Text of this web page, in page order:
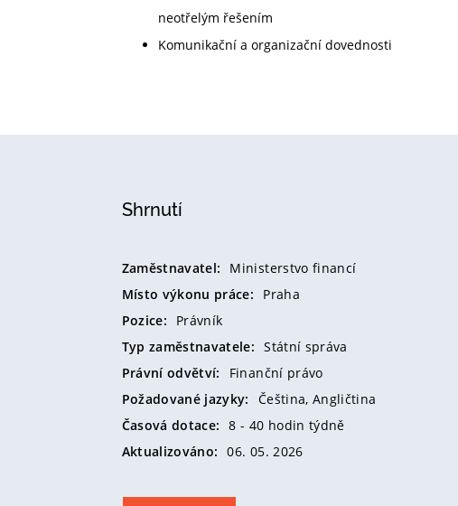
neotřelým řešením
Komunikační a organizační dovednosti
Shrnutí
Zaměstnavatel:
Ministerstvo financí
Místo výkonu práce:
Praha
Pozice:
Právník
Typ zaměstnavatele: Státní správa
Právní odvětví:
Finanční právo
Požadované jazyky:
Čeština, Angličtina
Časová dotace:
8 - 40 hodin týdně
Aktualizováno:
06. 05. 2026